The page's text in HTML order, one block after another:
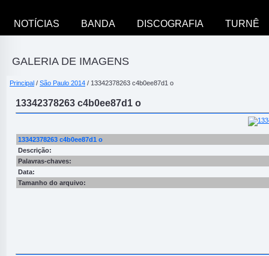
NOTÍCIAS BANDA DISCOGRAFIA TURNÊ
GALERIA DE IMAGENS
Principal / São Paulo 2014 / 13342378263 c4b0ee87d1 o
13342378263 c4b0ee87d1 o
13342378263 c4b0ee87d1 o
Descrição:
Palavras-chaves:
Data:
Tamanho do arquivo: